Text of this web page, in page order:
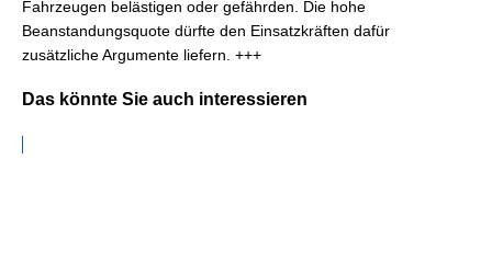
Fahrzeugen belästigen oder gefährden. Die hohe
Beanstandungsquote dürfte den Einsatzkräften dafür
zusätzliche Argumente liefern. +++
Das könnte Sie auch interessieren